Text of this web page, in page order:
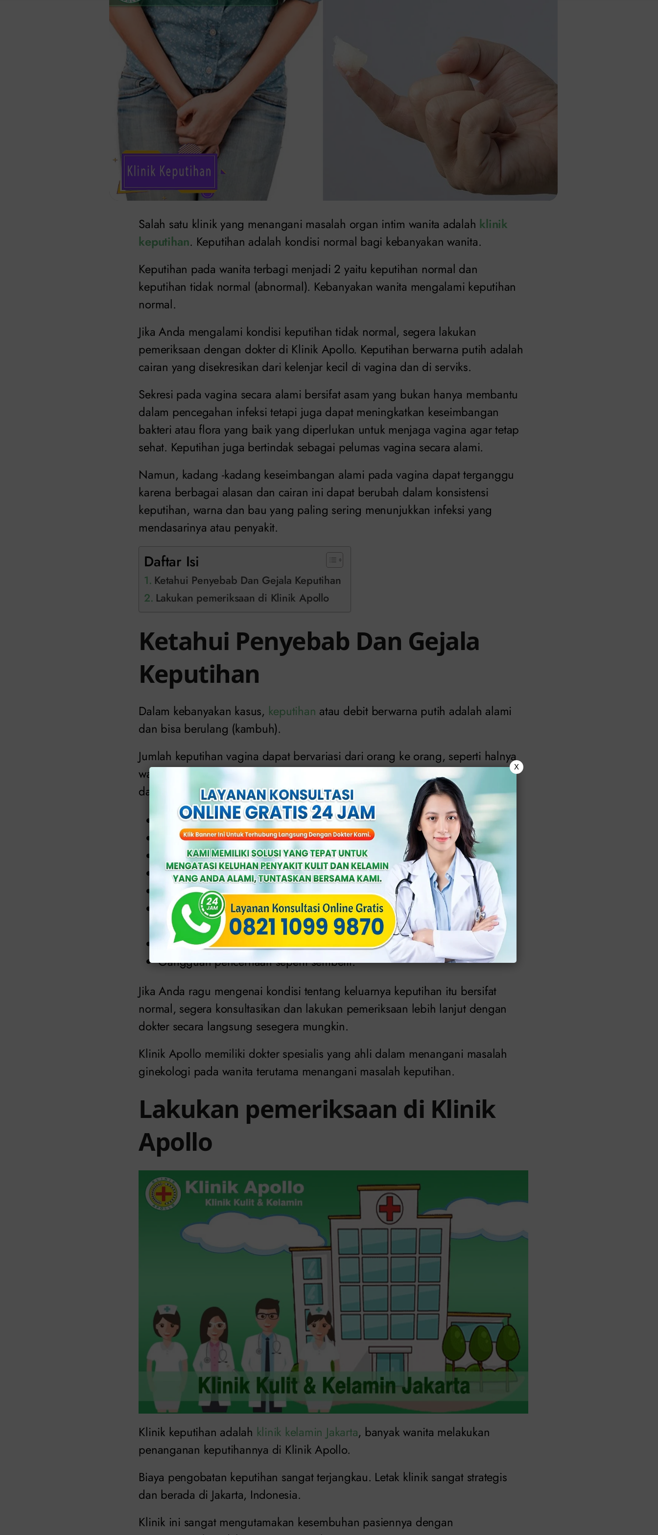
Salah satu klinik yang menangani masalah organ intim wanita adalah klinik
keputihan. Keputihan adalah kondisi normal bagi kebanyakan wanita.
Keputihan pada wanita terbagi menjadi 2 yaitu keputihan normal dan
keputihan tidak normal (abnormal). Kebanyakan wanita mengalami keputihan
normal.
Jika Anda mengalami kondisi keputihan tidak normal, segera lakukan
pemeriksaan dengan dokter di Klinik Apollo. Keputihan berwarna putih adalah
cairan yang disekresikan dari kelenjar kecil di vagina dan di serviks.
Sekresi pada vagina secara alami bersifat asam yang bukan hanya membantu
dalam pencegahan infeksi tetapi juga dapat meningkatkan keseimbangan
bakteri atau flora yang baik yang diperlukan untuk menjaga vagina agar tetap
sehat. Keputihan juga bertindak sebagai pelumas vagina secara alami.
Namun, kadang -kadang keseimbangan alami pada vagina dapat terganggu
karena berbagai alasan dan cairan ini dapat berubah dalam konsistensi
keputihan, warna dan bau yang paling sering menunjukkan infeksi yang
mendasarinya atau penyakit.
Daftar Isi
Ketahui Penyebab Dan Gejala Keputihan
Lakukan pemeriksaan di Klinik Apollo
Ketahui Penyebab Dan Gejala
Keputihan
Dalam kebanyakan kasus, keputihan atau debit berwarna putih adalah alami
dan bisa berulang (kambuh).
Jumlah keputihan vagina dapat bervariasi dari orang ke orang, seperti halnya
warna dan bau, tergantung pada siklus menstruasi wanita. Gejala keputihan
dapat termasuk:
Debit keputihan dengan kekuningan yang tebal.
Iritasi dan gatal pada vagina.
Keputihan yang tidak menyenangkan atau berbau busuk.
Nyeri perut bagian bawah.
Hubungan seksual yang menyakitkan.
Sensasi terbakar sambil melewati urine dan sering mendesak untuk
mengalirkan urine.
Iritabilitas dan kurangnya konsentrasi.
Gangguan pencernaan seperti sembelit.
Jika Anda ragu mengenai kondisi tentang keluarnya keputihan itu bersifat
normal, segera konsultasikan dan lakukan pemeriksaan lebih lanjut dengan
dokter secara langsung sesegera mungkin.
Klinik Apollo memiliki dokter spesialis yang ahli dalam menangani masalah
ginekologi pada wanita terutama menangani masalah keputihan.
Lakukan pemeriksaan di Klinik
Apollo
Klinik keputihan adalah klinik kelamin Jakarta, banyak wanita melakukan
penanganan keputihannya di Klinik Apollo.
Biaya pengobatan keputihan sangat terjangkau. Letak klinik sangat strategis
dan berada di Jakarta, Indonesia.
Klinik ini sangat mengutamakan kesembuhan pasiennya dengan
X